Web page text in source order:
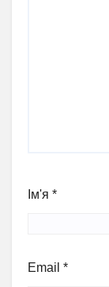
Ім'я *
Email *